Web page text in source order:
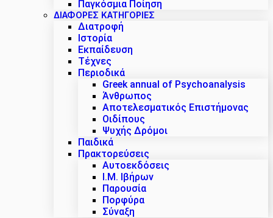
Παγκόσμια Ποίηση
ΔΙΑΦΟΡΕΣ ΚΑΤΗΓΟΡΙΕΣ
Διατροφή
Ιστορία
Εκπαίδευση
Τέχνες
Περιοδικά
Greek annual of Psychoanalysis
Άνθρωπος
Αποτελεσματικός Επιστήμονας
Οιδίπους
Ψυχής Δρόμοι
Παιδικά
Πρακτoρεύσεις
Αυτοεκδόσεις
Ι.Μ. Ιβήρων
Παρουσία
Πορφύρα
Σύναξη